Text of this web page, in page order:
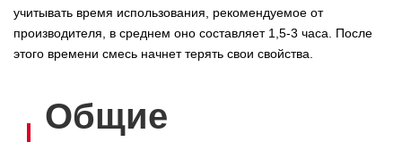
учитывать время использования, рекомендуемое от
производителя, в среднем оно составляет 1,5-3 часа. После
этого времени смесь начнет терять свои свойства.
Общие